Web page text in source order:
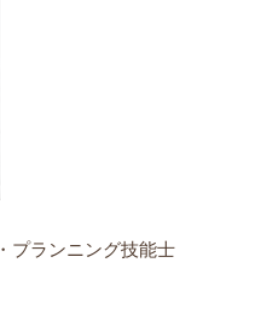
プランニング技能士